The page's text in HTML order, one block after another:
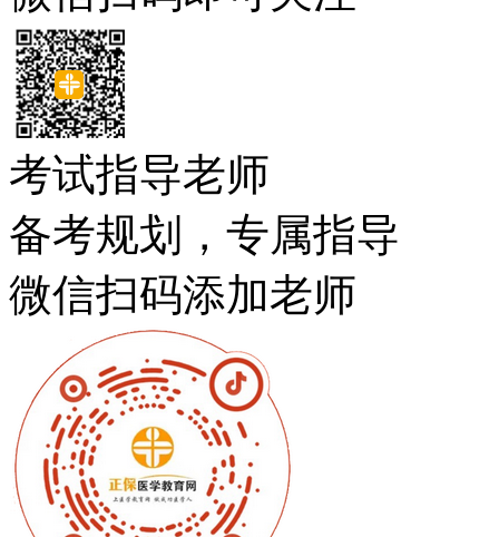
考试指导老师
备考规划，专属指导
微信扫码添加老师